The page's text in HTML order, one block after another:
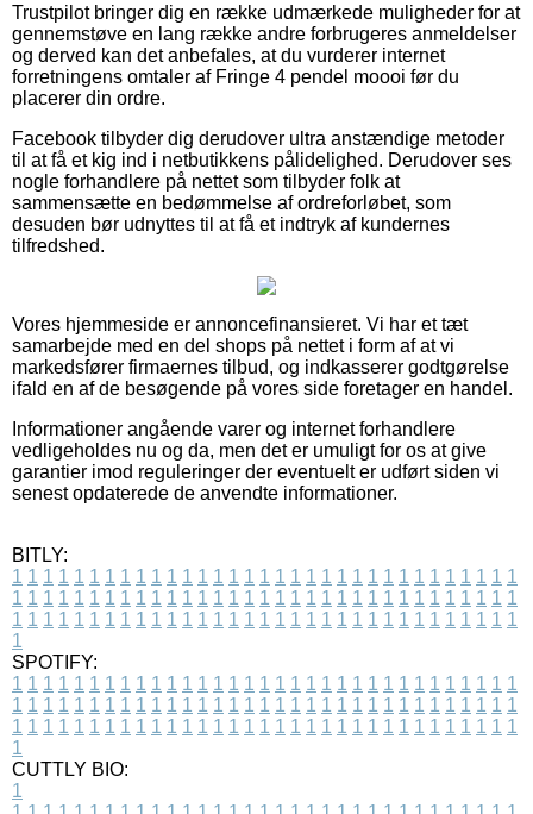
Trustpilot bringer dig en række udmærkede muligheder for at
gennemstøve en lang række andre forbrugeres anmeldelser
og derved kan det anbefales, at du vurderer internet
forretningens omtaler af Fringe 4 pendel moooi før du
placerer din ordre.
Facebook tilbyder dig derudover ultra anstændige metoder
til at få et kig ind i netbutikkens pålidelighed. Derudover ses
nogle forhandlere på nettet som tilbyder folk at
sammensætte en bedømmelse af ordreforløbet, som
desuden bør udnyttes til at få et indtryk af kundernes
tilfredshed.
Vores hjemmeside er annoncefinansieret. Vi har et tæt
samarbejde med en del shops på nettet i form af at vi
markedsfører firmaernes tilbud, og indkasserer godtgørelse
ifald en af de besøgende på vores side foretager en handel.
Informationer angående varer og internet forhandlere
vedligeholdes nu og da, men det er umuligt for os at give
garantier imod reguleringer der eventuelt er udført siden vi
senest opdaterede de anvendte informationer.
BITLY:
1 1 1 1 1 1 1 1 1 1 1 1 1 1 1 1 1 1 1 1 1 1 1 1 1 1 1 1 1 1 1 1 1
1 1 1 1 1 1 1 1 1 1 1 1 1 1 1 1 1 1 1 1 1 1 1 1 1 1 1 1 1 1 1 1 1
1 1 1 1 1 1 1 1 1 1 1 1 1 1 1 1 1 1 1 1 1 1 1 1 1 1 1 1 1 1 1 1 1
1
SPOTIFY:
1 1 1 1 1 1 1 1 1 1 1 1 1 1 1 1 1 1 1 1 1 1 1 1 1 1 1 1 1 1 1 1 1
1 1 1 1 1 1 1 1 1 1 1 1 1 1 1 1 1 1 1 1 1 1 1 1 1 1 1 1 1 1 1 1 1
1 1 1 1 1 1 1 1 1 1 1 1 1 1 1 1 1 1 1 1 1 1 1 1 1 1 1 1 1 1 1 1 1
1
CUTTLY BIO:
1